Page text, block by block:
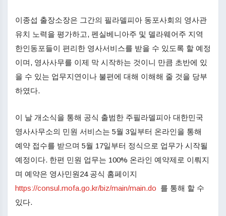
이종섭 출장소장은 그간의 필라델피아 동포사회의 영사관
유치 노력을 평가하고, 펜실베니아주 및 델라웨어주 지역
한인동포들이 편리한 영사서비스를 받을 수 있도록 할 예정
이며, 영사사무를 이제 막 시작하는 것이니 만큼 초반에 있
을 수 있는 업무지연이나 불편에 대해 이해해 줄 것을 당부
하였다.
이 날 개소식을 통해 공식 출범한 주필라델피아 대한민국
영사사무소의 민원 서비스는 5월 3일부터 온라인을 통해
예약 접수를 받으며 5월 17일부터 정식으로 업무가 시작될
예정이다. 한편 민원 업무는 100% 온라인 예약제로 이뤄지
며 예약은 영사민원24 공식 홈페이지
https://consul.mofa.go.kr/biz/main/main.do 를 통해 할 수
있다.